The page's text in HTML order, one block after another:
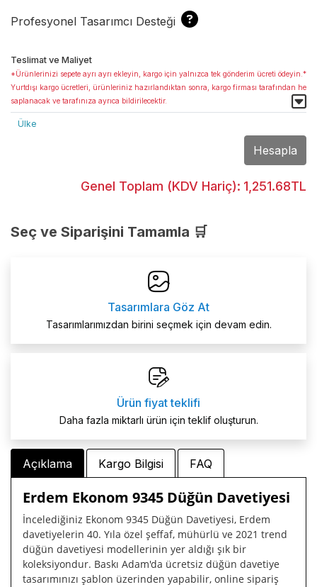
Profesyonel Tasarımcı Desteği
Teslimat ve Maliyet
*Ürünlerinizi sepete ayrı ayrı ekleyin, kargo için yalnızca tek gönderim ücreti ödeyin.*
Yurtdışı kargo ücretleri, ürünleriniz hazırlandıktan sonra, kargo firması tarafından he
saplanacak ve tarafınıza ayrıca bildirilecektir.
Ülke
Hesapla
Genel Toplam (KDV Hariç): 1,251.68TL
Seç ve Siparişini Tamamla 🛒
Tasarımlara Göz At
Tasarımlarımızdan birini seçmek için devam edin.
Ürün fiyat teklifi
Daha fazla miktarlı ürün için teklif oluşturun.
Açıklama Kargo Bilgisi FAQ
Erdem Ekonom 9345 Düğün Davetiyesi
İncelediğiniz Ekonom 9345 Düğün Davetiyesi, Erdem
davetiyelerin 40. Yıla özel şeffaf, mühürlü ve 2021 trend
düğün davetiyesi modellerinin yer aldığı şık bir
koleksiyondur. Baskı Adam'da ücretsiz düğün davetiye
tasarımınızı şablon üzerinden yapabilir, online sipariş